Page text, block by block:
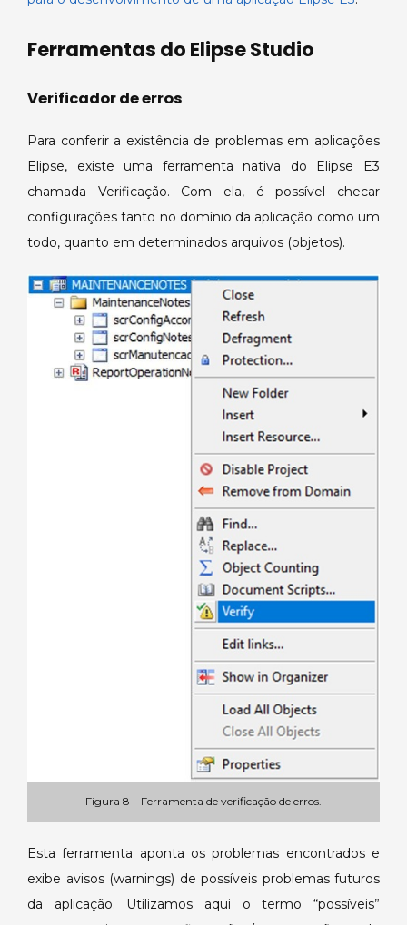
Ferramentas do Elipse Studio
Verificador de erros
Para conferir a existência de problemas em aplicações
Elipse, existe uma ferramenta nativa do Elipse E3
chamada Verificação. Com ela, é possível checar
configurações tanto no domínio da aplicação como um
todo, quanto em determinados arquivos (objetos).
Figura 8 – Ferramenta de verificação de erros.
Esta ferramenta aponta os problemas encontrados e
exibe avisos (warnings) de possíveis problemas futuros
da aplicação. Utilizamos aqui o termo “possíveis”